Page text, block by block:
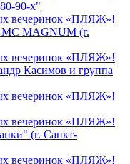
90-х"
вечеринок «ПЛЯЖ»!
MAGNUM (г.
вечеринок «ПЛЯЖ»!
Касимов и группа
вечеринок «ПЛЯЖ»!
вечеринок «ПЛЯЖ»!
(г. Санкт-
вечеринок «ПЛЯЖ»!